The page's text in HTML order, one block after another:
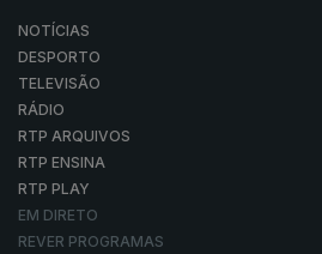
NOTÍCIAS
DESPORTO
TELEVISÃO
RÁDIO
RTP ARQUIVOS
RTP ENSINA
RTP PLAY
EM DIRETO
REVER PROGRAMAS